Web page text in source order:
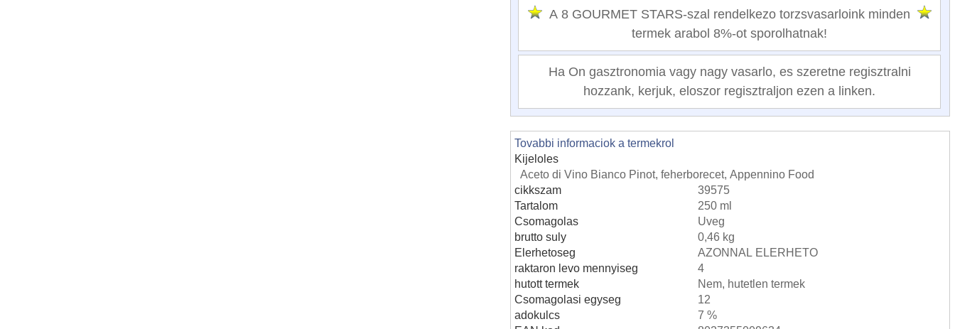
A 8 GOURMET STARS-szal rendelkezo torzsvasarloink minden
termek arabol 8%-ot sporolhatnak!
Ha On gasztronomia vagy nagy vasarlo, es szeretne regisztralni
hozzank, kerjuk, eloszor regisztraljon ezen a linken.
Tovabbi informaciok a termekrol
Kijeloles
Aceto di Vino Bianco Pinot, feherborecet, Appennino Food
cikkszam
39575
Tartalom
250 ml
Csomagolas
Uveg
brutto suly
0,46 kg
Elerhetoseg
AZONNAL ELERHETO
raktaron levo mennyiseg
4
hutott termek
Nem, hutetlen termek
Csomagolasi egyseg
12
adokulcs
7 %